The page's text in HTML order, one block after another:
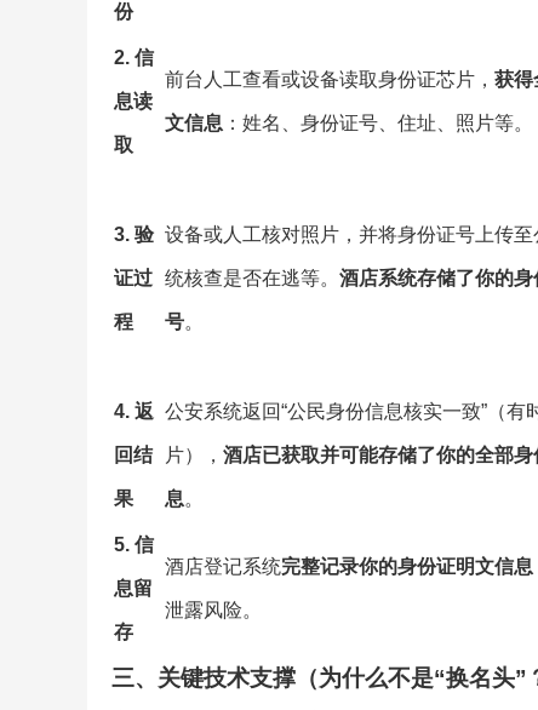
份
2. 信
息读
取
前台人工查看或设备读取身份证芯片， 获得
文信息 ：姓名、身份证号、住址、照片等。
3. 验
证过
程
设备或人工核对照片，并将身份证号上传至
统核查是否在逃等。 酒店系统存储了你的身
号。
4. 返
回结
果
公安系统返回“公民身份信息核实一致”（有
片）， 酒店已获取并可能存储了你的全部身
息。
5. 信
息留
存
酒店登记系统完整记录你的身份证明文信息
泄露风险。
三、关键技术支撑（为什么不是“换名头”